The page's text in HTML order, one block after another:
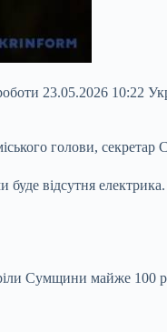
23.05.2026 10:22
голови, секретар
відсутня
Сумщини майже 100